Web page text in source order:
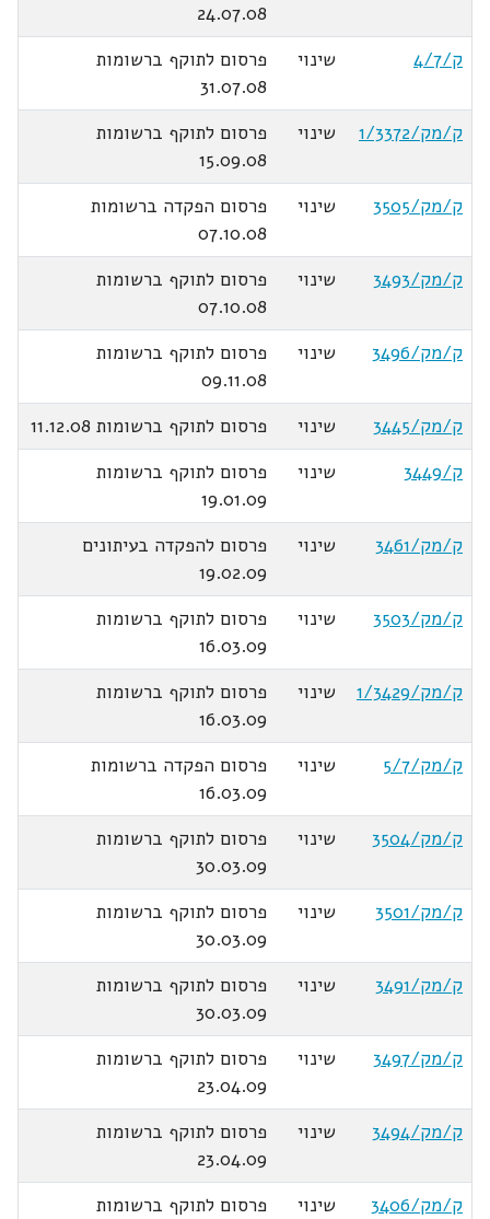
24.07.08
ק/4/7
שינוי
פרסום לתוקף ברשומות
31.07.08
ק/מק/1/3372
שינוי
פרסום לתוקף ברשומות
15.09.08
ק/מק/3505
שינוי
פרסום הפקדה ברשומות
07.10.08
ק/מק/3493
שינוי
פרסום לתוקף ברשומות
07.10.08
ק/מק/3496
שינוי
פרסום לתוקף ברשומות
09.11.08
ק/מק/3445
שינוי
פרסום לתוקף ברשומות 11.12.08
ק/3449
שינוי
פרסום לתוקף ברשומות
19.01.09
ק/מק/3461
שינוי
פרסום להפקדה בעיתונים
19.02.09
ק/מק/3503
שינוי
פרסום לתוקף ברשומות
16.03.09
ק/מק/1/3429
שינוי
פרסום לתוקף ברשומות
16.03.09
ק/מק/5/7
שינוי
פרסום הפקדה ברשומות
16.03.09
ק/מק/3504
שינוי
פרסום לתוקף ברשומות
30.03.09
ק/מק/3501
שינוי
פרסום לתוקף ברשומות
30.03.09
ק/מק/3491
שינוי
פרסום לתוקף ברשומות
30.03.09
ק/מק/3497
שינוי
פרסום לתוקף ברשומות
23.04.09
ק/מק/3494
שינוי
פרסום לתוקף ברשומות
23.04.09
ק/מק/3406
שינוי
פרסום לתוקף ברשומות